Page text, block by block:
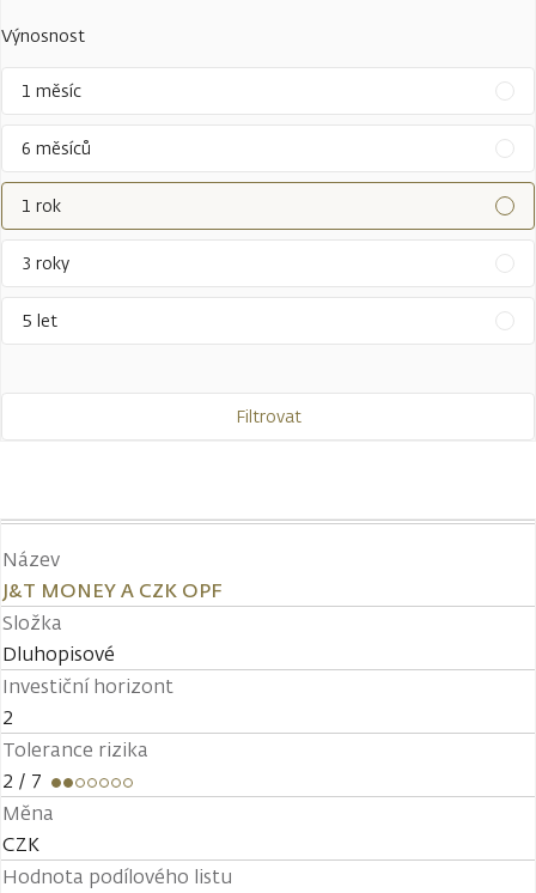
Výnosnost
1 měsíc
6 měsíců
1 rok
3 roky
5 let
Filtrovat
Název
J&T MONEY A CZK OPF
Složka
Dluhopisové
Investiční horizont
2
Tolerance rizika
2 / 7
Měna
CZK
Hodnota podílového listu